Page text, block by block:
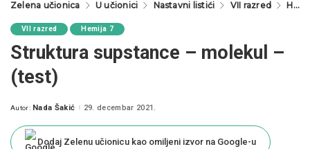
Zelena učionica U učionici Nastavni listići VII razred Hemija 7
VII razred Hemija 7
Struktura supstance – molekul –
(test)
Posted
Autor: Nada Šakić 29. decembar 2021.
Dodaj Zelenu učionicu kao omiljeni izvor na Google-u